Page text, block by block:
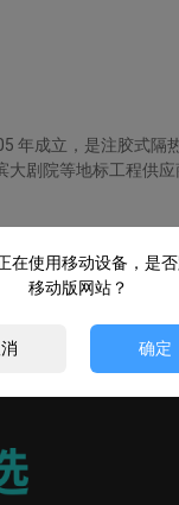
年成立，是注胶式隔
剧院等地标工程供应
在使用移动设备，是
移动版网站？
确定